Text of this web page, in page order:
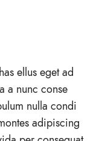
ellus eget ad
a nunc conse
nulla condi
adipiscing